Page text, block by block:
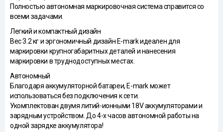
Полностью автономная маркировочная система справится со
всеми задачами.
Легкий и компактный дизайн
Вес 3.2 кг и эргономичный дизайн E-mark идеален для
маркировки крупногабаритных деталей и нанесения
маркировки в труднодоступных местах.
Автономный
Благодаря аккумуляторной батареи, E-mark может
использоваться без подключения к сети.
Укомплектован двумя литий-ионными 18V аккумуляторами и
зарядным устройством. До 4-х часов автономной работы на
одной зарядке аккумулятора!